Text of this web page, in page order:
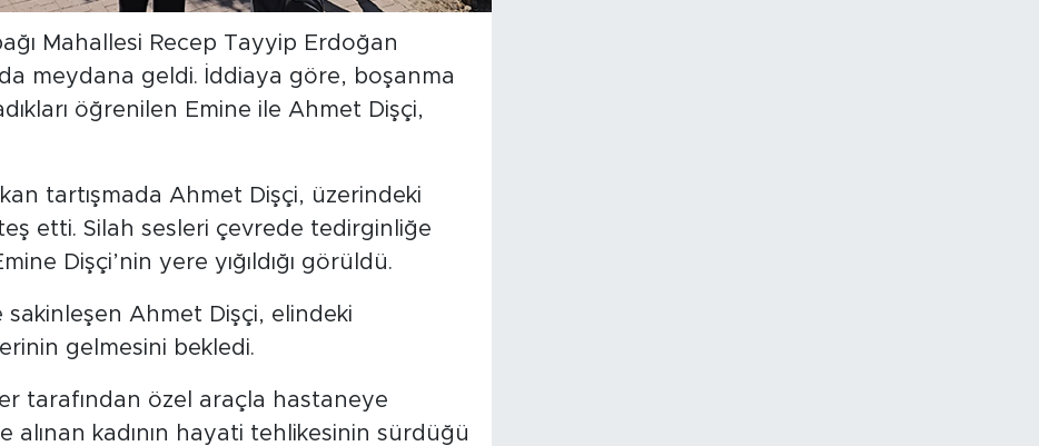
Mahallesi Recep Tayyip Erdoğan
meydana geldi. İddiaya göre, boşanma
öğrenilen Emine ile Ahmet Dişçi,
tartışmada Ahmet Dişçi, üzerindeki
etti. Silah sesleri çevrede tedirginliğe
Dişçi’nin yere yığıldığı görüldü.
Ahmet Dişçi, elindeki
gelmesini bekledi.
tarafından özel araçla hastaneye
alınan kadının hayati tehlikesinin sürdüğü